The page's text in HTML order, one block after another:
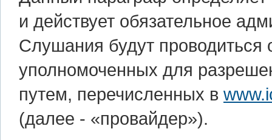
и действует обязательное
Слушания будут проводиться
уполномоченных для
путем, перечисленных в
(далее - «провайдер»).